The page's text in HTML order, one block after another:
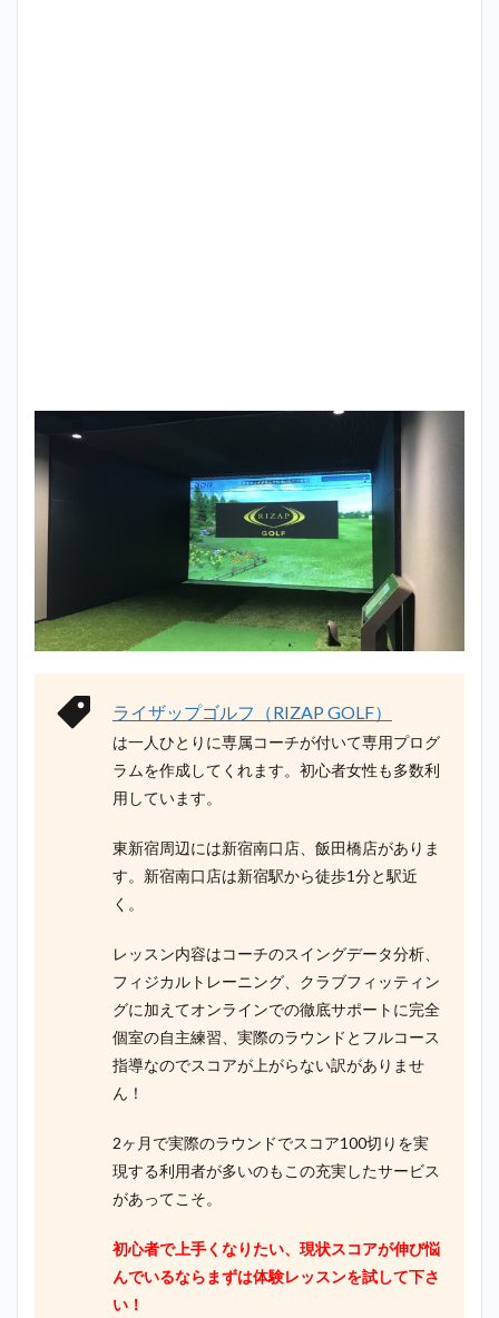
ライザップゴルフ（RIZAP GOLF）
は一人ひとりに専属コーチが付いて専用プログ
ラムを作成してくれます。初心者女性も多数利
用しています。
東新宿周辺には新宿南口店、飯田橋店がありま
す。新宿南口店は新宿駅から徒歩1分と駅近
く。
レッスン内容はコーチのスイングデータ分析、
フィジカルトレーニング、クラブフィッティン
グに加えてオンラインでの徹底サポートに完全
個室の自主練習、実際のラウンドとフルコース
指導なのでスコアが上がらない訳がありませ
ん！
2ヶ月で実際のラウンドでスコア100切りを実
現する利用者が多いのもこの充実したサービス
があってこそ。
初心者で上手くなりたい、現状スコアが伸び悩
んでいるならまずは体験レッスンを試して下さ
い！